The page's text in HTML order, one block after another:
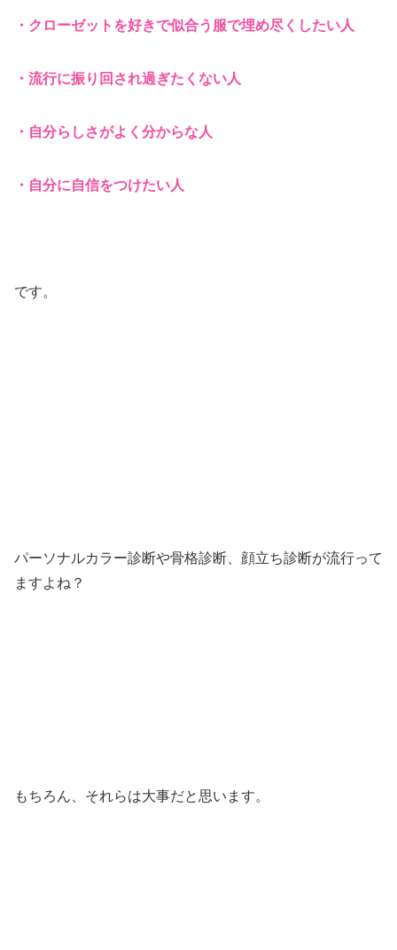
・クローゼットを好きで似合う服で埋め尽くしたい人
・流行に振り回され過ぎた くない人
・自分らしさがよく分からな人
・自分に自信をつけたい人
です。
パーソナルカラー診断や骨格診断、顔立ち診断が流行って
ますよね？
もちろん、それらは大事だと思います。